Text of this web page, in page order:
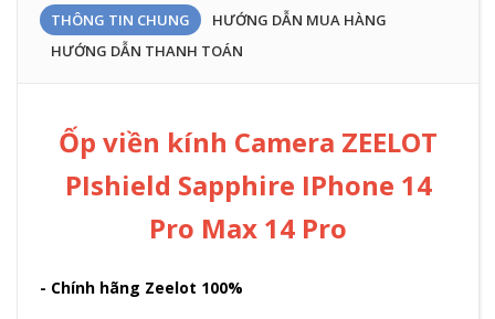
THÔNG TIN CHUNG
HƯỚNG DẪN MUA HÀNG
HƯỚNG DẪN THANH TOÁN
Ốp viền kính Camera ZEELOT
PIshield Sapphire IPhone 14
Pro Max 14 Pro
- Chính hãng Zeelot 100%